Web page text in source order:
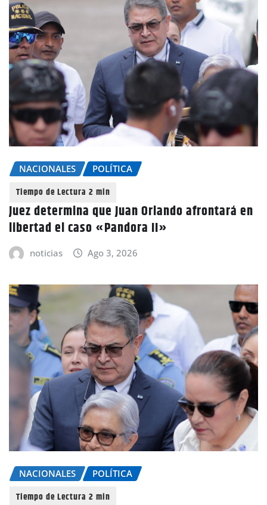
NACIONALES POLÍTICA
Juez determina que Juan Orlando afrontará en
libertad el caso «Pandora II»
noticias Ago 3, 2026
NACIONALES POLÍTICA